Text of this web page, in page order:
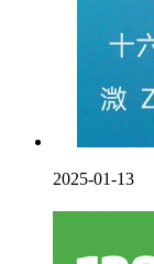
2025-01-13